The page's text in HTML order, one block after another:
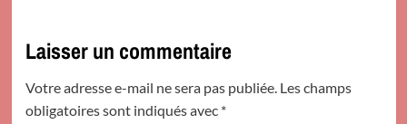
Laisser un commentaire
Votre adresse e-mail ne sera pas publiée. Les champs
obligatoires sont indiqués avec *